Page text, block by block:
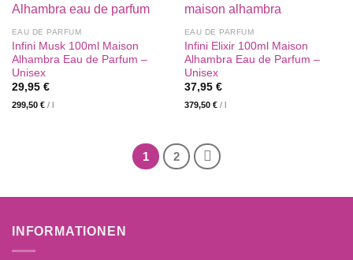
EAU DE PARFUM
Infini Musk 100ml Maison
Alhambra Eau de Parfum –
Unisex
29,95 €
299,50 €/
EAU DE PARFUM
Infini Elixir 100ml Maison
Alhambra Eau de Parfum –
Unisex
37,95 €
379,50 €/
1 2
INFORMATIONEN